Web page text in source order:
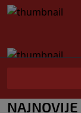
NAJNOVIJE